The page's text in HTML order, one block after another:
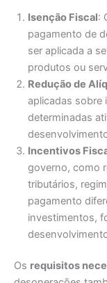
Isenção Fiscal:
pagamento de
ser aplicada a
produtos ou
Redução de
aplicadas sobre
determinadas
Incentivos
governo, como
tributários,
pagamento
investimentos,
Os requisitos